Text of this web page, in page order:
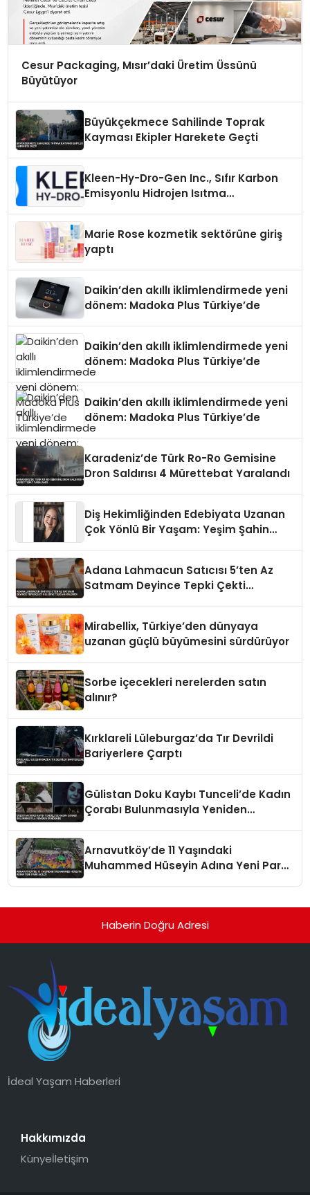
Cesur Packaging, Mısır’daki Üretim Üssünü
Büyütüyor
Büyükçekmece Sahilinde Toprak
Kayması Ekipler Harekete Geçti
Kleen-Hy-Dro-Gen Inc., Sıfır Karbon
Emisyonlu Hidrojen Isıtma
Marie Rose kozmetik sektörüne giriş
yaptı
Daikin’den akıllı iklimlendirmede yeni
dönem: Madoka Plus Türkiye’de
Daikin’den akıllı iklimlendirmede yeni
dönem: Madoka Plus Türkiye’de
Daikin’den akıllı iklimlendirmede yeni
dönem: Madoka Plus Türkiye’de
Karadeniz’de Türk Ro-Ro Gemisine
Dron Saldırısı 4 Mürettebat Yaralandı
Diş Hekimliğinden Edebiyata Uzanan
Çok Yönlü Bir Yaşam: Yeşim Şahin
Adana Lahmacun Satıcısı 5’ten Az
Satmam Deyince Tepki Çekti
Mirabellix, Türkiye’den dünyaya
uzanan güçlü büyümesini sürdürüyor
Sorbe içecekleri nerelerden satın
alınır?
Kırklareli Lüleburgaz’da Tır Devrildi
Bariyerlere Çarptı
Gülistan Doku Kaybı Tunceli’de Kadın
Çorabı Bulunmasıyla Yeniden
Arnavutköy’de 11 Yaşındaki
Muhammed Hüseyin Adına Yeni Park
Haberin Doğru Adresi
İdeal Yaşam Haberleri
Hakkımızda
Künyeİletişim